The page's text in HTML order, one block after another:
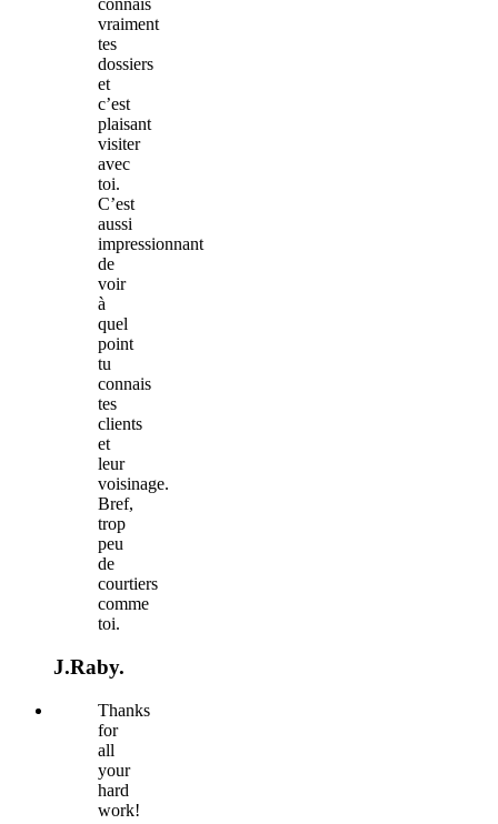
connais
vraiment
tes
dossiers
et
c’est
plaisant
visiter
avec
toi.
C’est
aussi
impressionnant
de
voir
à
quel
point
tu
connais
tes
clients
et
leur
voisinage.
Bref,
trop
peu
de
courtiers
comme
toi.
J.Raby.
Thanks
for
all
your
hard
work!